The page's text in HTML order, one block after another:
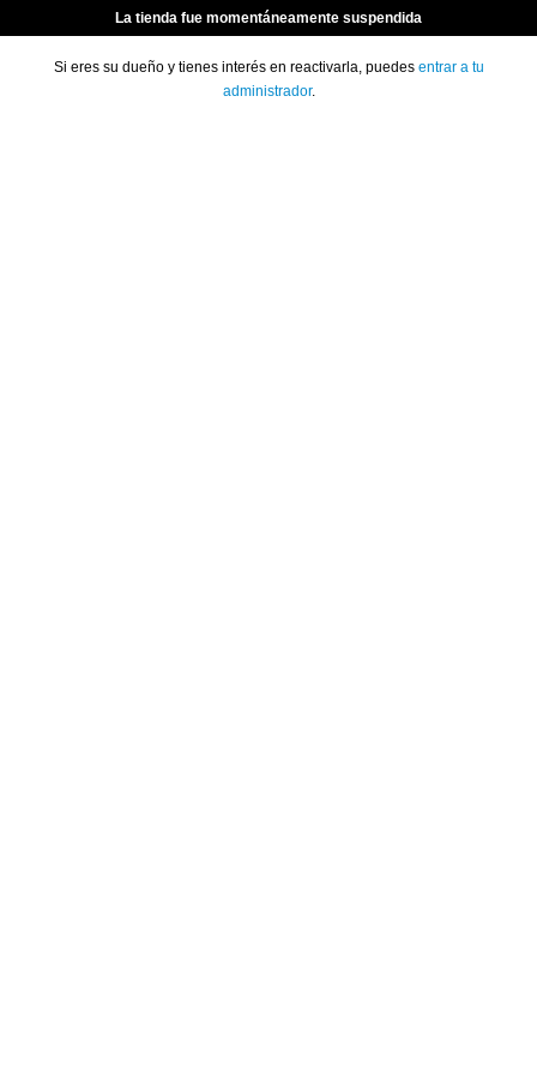
La tienda fue momentáneamente suspendida
Si eres su dueño y tienes interés en reactivarla, puedes entrar a tu
administrador.